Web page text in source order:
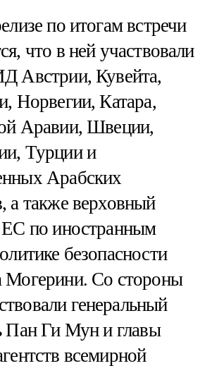
по итогам встречи
что в ней участвовали
Австрии, Кувейта,
Норвегии, Катара,
Аравии, Швеции,
Турции и
Арабских
а также верховный
ЕС по иностранным
безопасности
Могерини. Со стороны
генеральный
Пан Ги Мун и главы
всемирной